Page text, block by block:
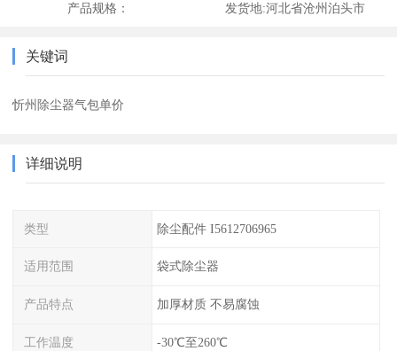
产品规格： 发货地:河北省沧州泊头市
关键词
忻州除尘器气包单价
详细说明
类型 除尘配件 I5612706965
适用范围 袋式除尘器
产品特点 加厚材质 不易腐蚀
工作温度 -30℃至260℃